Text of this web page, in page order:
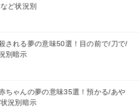
ど状況別
される夢の意味50選！目の前で/刀で/
別暗示
ちゃんの夢の意味35選！預かる/あや
況別暗示